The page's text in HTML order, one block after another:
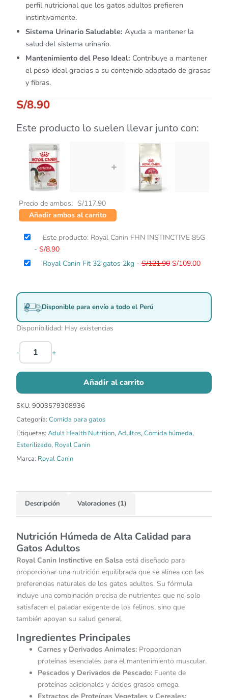
perfil nutricional que los gatos adultos prefieren
instintivamente.
Sistema Urinario Saludable: Ayuda a mantener la
salud del sistema urinario.
Mantenimiento del Peso Ideal: Contribuye a mantener
el peso ideal gracias a su contenido adaptado de grasas
y fibras.
S/8.90
Este producto lo suelen llevar junto con:
+
Precio de ambos: S/117.90
Añadir ambos al carrito
Este producto: Royal Canin FHN INSTINCTIVE 85G
- S/8.90
Royal Canin Fit 32 gatos 2kg - S/121.90 El
S/109.00El
Disponible para envío a todo el Perú
Disponibilidad: Hay existencias
- +
Añadir al carrito
SKU: 9003579308936
Categoría: Comida para gatos
Etiquetas: Adult Health Nutrition,Adultos,Comida húmeda,
Esterilizado, Royal Canin
Marca: Royal Canin
Descripción Valoraciones (1)
Nutrición Húmeda de Alta Calidad para
Gatos Adultos
Royal Canin Instinctive en Salsa está diseñado para
proporcionar una nutrición equilibrada que se alinea con las
preferencias naturales de los gatos adultos. Su fórmula
incluye una combinación precisa de nutrientes que no solo
satisfacen el paladar exigente de los felinos, sino que
también apoyan su salud general.
Ingredientes Principales
Carnes y Derivados Animales: Proporcionan
proteínas esenciales para el mantenimiento muscular.
Pescados y Derivados de Pescado: Fuente de
proteínas adicionales y ácidos grasos omega.